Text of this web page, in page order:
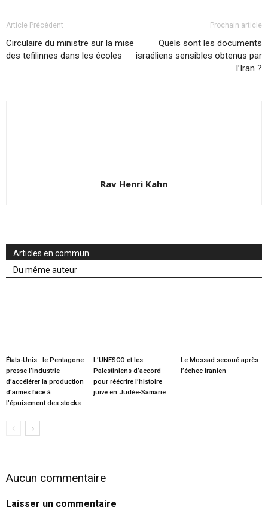
Article Précédent
Circulaire du ministre sur la mise
des tefilinnes dans les écoles
Prochain article
Quels sont les documents
israéliens sensibles obtenus par
l’Iran ?
Rav Henri Kahn
Articles en commun
Du même auteur
États-Unis : le Pentagone
presse l’industrie
d’accélérer la production
d’armes face à
l’épuisement des stocks
L’UNESCO et les
Palestiniens d’accord
pour réécrire l’histoire
juive en Judée-Samarie
Le Mossad secoué après
l’échec iranien
Aucun commentaire
Laisser un commentaire